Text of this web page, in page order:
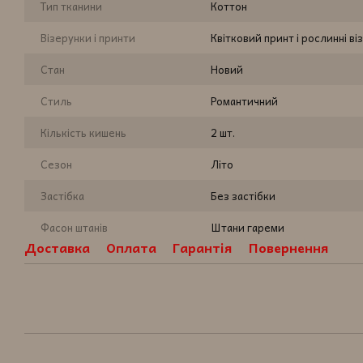
Тип тканини
Коттон
Візерунки і принти
Квітковий принт і рослинні
Стан
Новий
Стиль
Романтичний
Кількість кишень
2 шт.
Сезон
Літо
Застібка
Без застібки
Фасон штанів
Штани гареми
Доставка Оплата Гарантія Повернення